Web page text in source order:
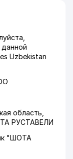
Uzbekistan
область
РУСТАВЕЛИ
"ШОТА